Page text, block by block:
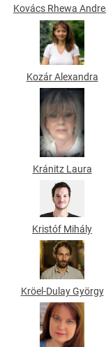
Kovács Rhewa Andrea
Kozár Alexandra
Kránitz Laura
Kristóf Mihály
Kröel-Dulay György